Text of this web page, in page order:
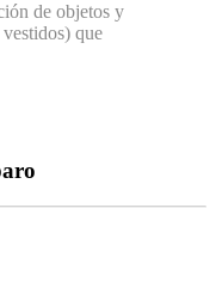
de objetos y
que